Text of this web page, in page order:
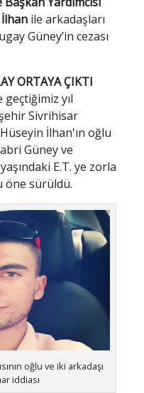
ile arkadaşları
Güney’in cezası
ORTAYA ÇIKTI
yıl
Sivrihisar
Hüseyin İlhan'ın oğlu
Güney ve
E.T. ye zorla
öne sürüldü.
oğlu ve iki arkadaşı
iddiası